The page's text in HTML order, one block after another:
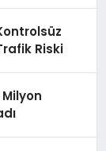
Riski
Milyon